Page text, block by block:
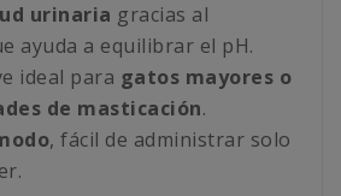
urinaria gracias al
ayuda a equilibrar el pH.
ideal para gatos mayores o
de masticación.
, fácil de administrar solo